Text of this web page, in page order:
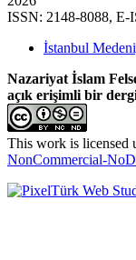
ISSN: 2148-8088, E-
İstanbul
Nazariyat İslam
açık erişimli bir
This work is licensed
NonCommercial-